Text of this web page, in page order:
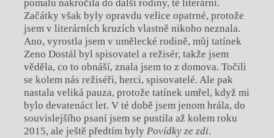
pomalu nakročila do další rodiny, té literární.
Začátky však byly opravdu velice opatrné, protože
jsem v literárních kruzích vlastně nikoho neznala.
Ano, vyrostla jsem v umělecké rodině, můj tatínek
Zeno Dostál byl spisovatel a režisér, takže jsem
věděla, co to obnáší, znala jsem to z domova. Točili
se kolem nás režiséři, herci, spisovatelé. Ale pak
nastala veliká pauza, protože tatínek umřel, když mi
bylo devatenáct let. V té době jsem jenom hrála, do
souvislejšího psaní jsem se pustila až kolem roku
2015, ale ještě předtím byly Povídky ze zdi.